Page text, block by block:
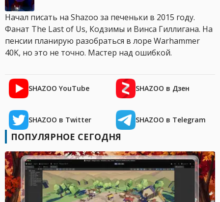
Начал писать на Shazoo за печеньки в 2015 году.
Фанат The Last of Us, Кодзимы и Винса Гиллигана. На
пенсии планирую разобраться в лоре Warhammer
40K, но это не точно. Мастер над ошибкой.
SHAZOO YouTube SHAZOO в Дзен
SHAZOO в Twitter SHAZOO в Telegram
ПОПУЛЯРНОЕ СЕГОДНЯ